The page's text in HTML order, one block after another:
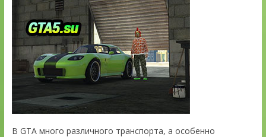
В GTA много различного транспорта, а особенно